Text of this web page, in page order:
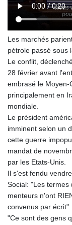
Les marchés
pétrole passé sous
Le conflit,
28 février avant
embrasé le Moyen-
principalement en
mondiale.
Le président
imminent selon un
cette guerre
mandat de
par les Etats-Unis.
Il s'est fendu
Social: "Les
menteurs n'ont
convenus par écrit".
"Ce sont des gens